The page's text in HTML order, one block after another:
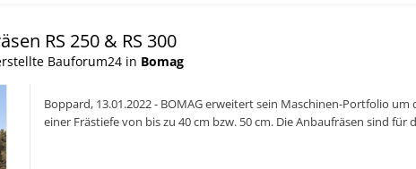
RS 250 & RS 300
Bauforum24 in Bomag
Boppard, 13.01.2022 - BOMAG erweitert sein Maschinen-Portfolio
einer Frästiefe von bis zu 40 cm bzw. 50 cm. Die Anbaufräsen sind